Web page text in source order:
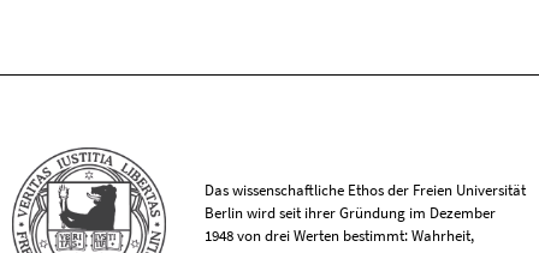
Das wissenschaftliche Ethos der Freien Universität
Berlin wird seit ihrer Gründung im Dezember
1948 von drei Werten bestimmt: Wahrheit,